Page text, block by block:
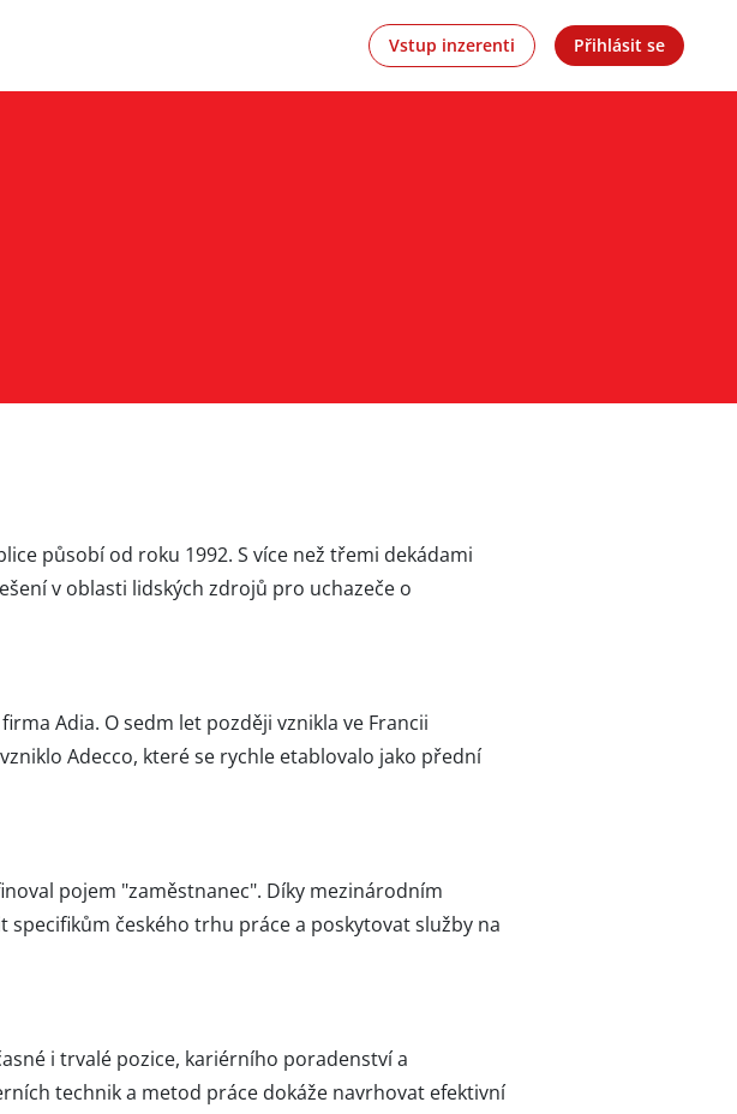
Vstup inzerenti Přihlásit se
působí od roku 1992. S více než třemi dekádami
v oblasti lidských zdrojů pro uchazeče o
Adia. O sedm let později vznikla ve Francii
Adecco, které se rychle etablovalo jako přední
pojem "zaměstnanec". Díky mezinárodním
českého trhu práce a poskytovat služby na
i trvalé pozice, kariérního poradenství a
technik a metod práce dokáže navrhovat efektivní